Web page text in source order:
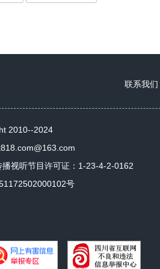
联系我们
2010--2024
播视听节目许可证：1-23-4-2-0162
号